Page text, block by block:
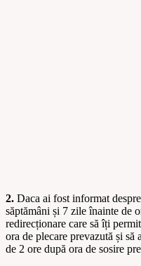
2. Daca ai fost informat
săptămâni și 7 zile înainte de
redirecționare care să îți
ora de plecare prevazută și
de 2 ore după ora de sosire